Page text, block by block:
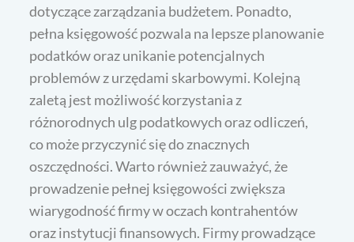
dotyczące zarządzania budżetem. Ponadto,
pełna księgowość pozwala na lepsze planowanie
podatków oraz unikanie potencjalnych
problemów z urzędami skarbowymi. Kolejną
zaletą jest możliwość korzystania z
różnorodnych ulg podatkowych oraz odliczeń,
co może przyczynić się do znacznych
oszczędności. Warto również zauważyć, że
prowadzenie pełnej księgowości zwiększa
wiarygodność firmy w oczach kontrahentów
oraz instytucji finansowych. Firmy prowadzące